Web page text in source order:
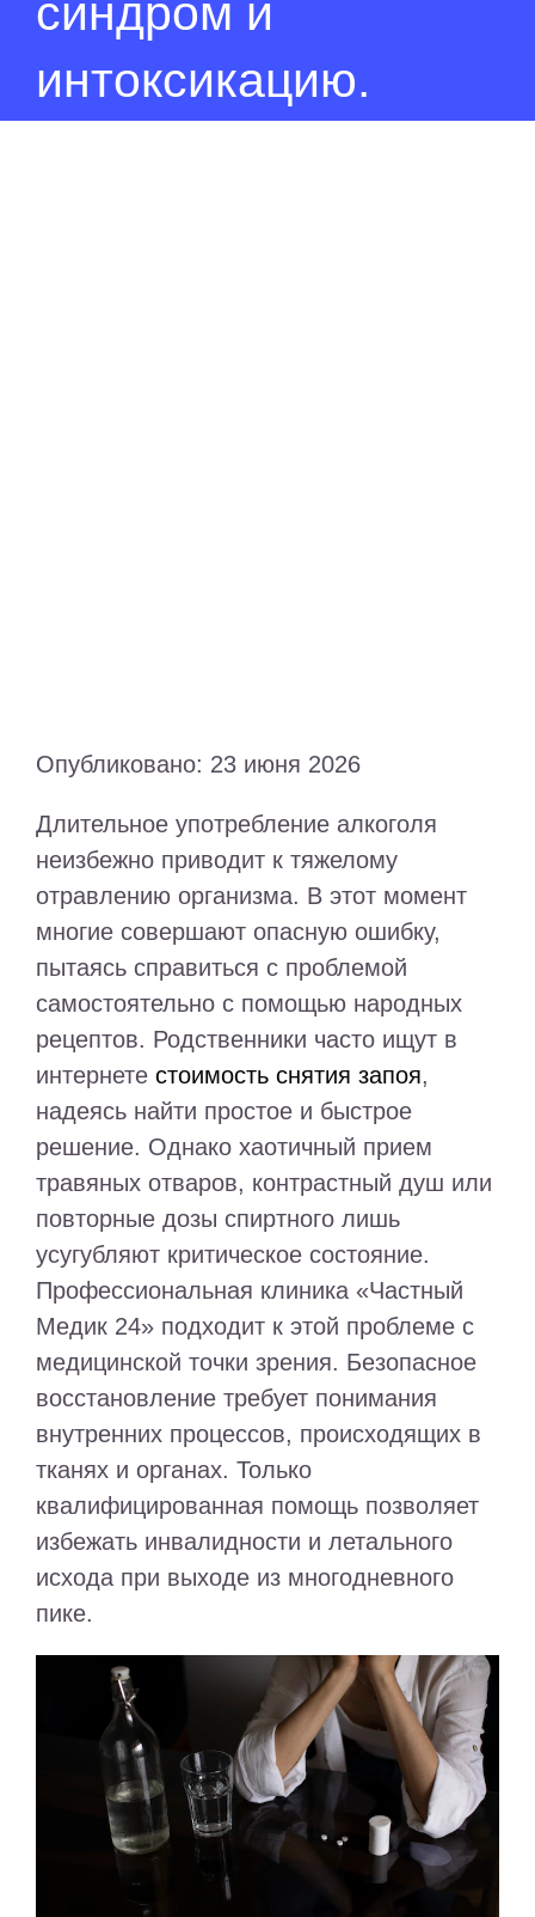
Полезно знать
синдром и
интоксикацию.
Опубликовано: 23 июня 2026
Длительное употребление алкоголя
неизбежно приводит к тяжелому
отравлению организма. В этот момент
многие совершают опасную ошибку,
пытаясь справиться с проблемой
самостоятельно с помощью народных
рецептов. Родственники часто ищут в
интернете стоимость снятия запоя,
надеясь найти простое и быстрое
решение. Однако хаотичный прием
травяных отваров, контрастный душ или
повторные дозы спиртного лишь
усугубляют критическое состояние.
Профессиональная клиника «Частный
Медик 24» подходит к этой проблеме с
медицинской точки зрения. Безопасное
восстановление требует понимания
внутренних процессов, происходящих в
тканях и органах. Только
квалифицированная помощь позволяет
избежать инвалидности и летального
исхода при выходе из многодневного
пике.